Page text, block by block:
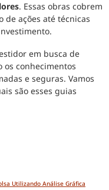
. Essas obras cobrem
de ações até técnicas
em busca de
os conhecimentos
e seguras. Vamos
são esses guias
Utilizando Análise Gráfica